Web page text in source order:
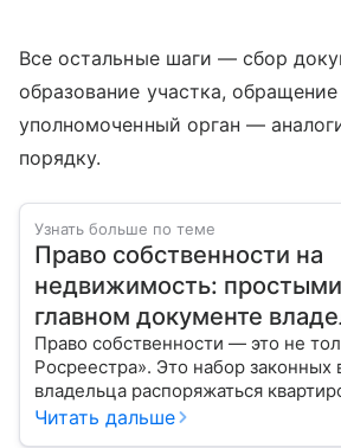
Все остальные шаги — сбор
образование участка,
уполномоченный орган —
порядку.
Узнать больше по теме
Право собственности на
недвижимость:
главном документе
Право собственности — это не
Росреестра». Это набор законных
владельца распоряжаться
участком: жить, сдавать,
Читать дальше